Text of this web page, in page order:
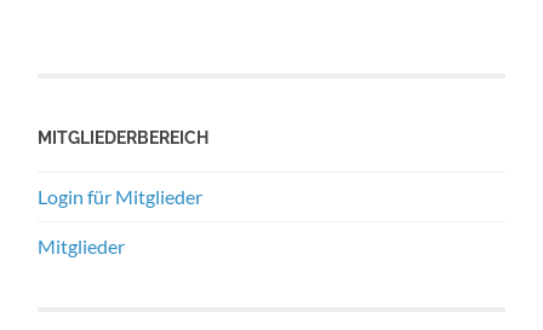
MITGLIEDERBEREICH
Login für Mitglieder
Mitglieder